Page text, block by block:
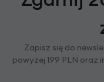
Zapisz się do
powyżej 199 PLN